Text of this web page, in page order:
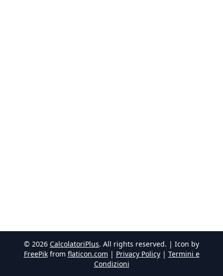
© 2026 CalcolatoriPlus. All rights reserved. | Icon by
FreePik from flaticon.com | Privacy Policy| Termini e
Condizioni